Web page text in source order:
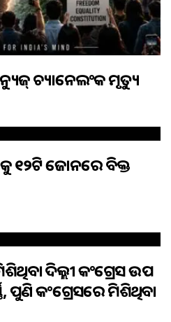
ନ୍ୟୁଜ୍ ଚ୍ୟାନେଲଂକ ମୃତ୍ୟୁ
୧୨ଟି ଜୋନରେ ବିଭକ୍ତ
ଦିଲ୍ଲୀ କଂଗ୍ରେସ ଉପ
ପୁଣି କଂଗ୍ରେସରେ ମିଶିଥିବା